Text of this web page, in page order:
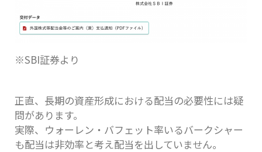
※SBI証券より
正直、長期の資産形成における配当の必要性には疑
問があります。
実際、ウォーレン・バフェット率いるバークシャー
も配当は非効率と考え配当を出していません。